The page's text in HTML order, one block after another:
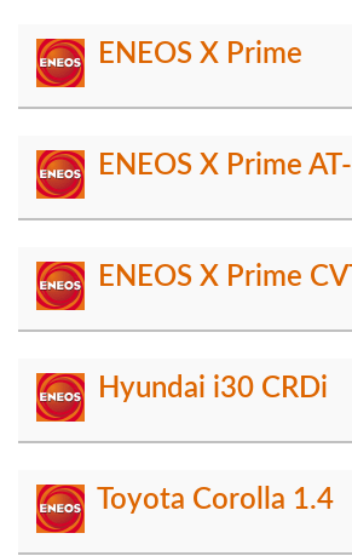
ENEOS X Prime
ENEOS X Prime
ENEOS X Prime
Hyundai i30 CRDi
Toyota Corolla 1.4